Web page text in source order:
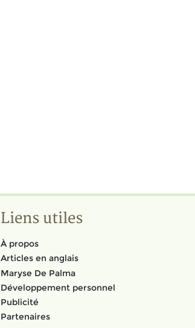
Liens utiles
À propos
Articles en anglais
Maryse De Palma
Développement personnel
Publicité
Partenaires